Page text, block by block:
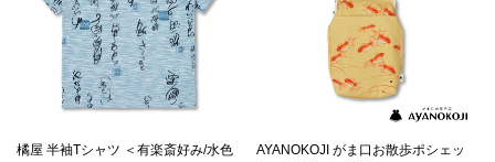
橘屋 半袖Tシャツ ＜有楽斎好み/水色
AYANOKOJI がま口お散歩ポシェッ